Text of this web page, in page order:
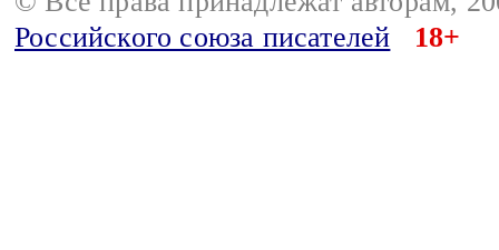
Российского союза писателей
18+